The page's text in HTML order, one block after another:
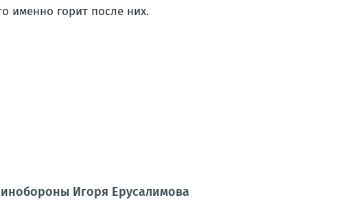
именно горит после них.
Игоря Ерусалимова